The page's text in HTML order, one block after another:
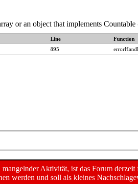
or an object that implements
Line
Function
895
Aktivität, ist das Forum
werden und soll als kleines